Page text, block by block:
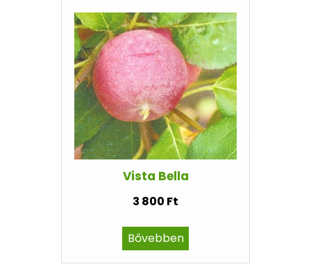
Vista Bella
3 800 Ft
Bővebben